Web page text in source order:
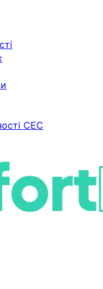
СЕС